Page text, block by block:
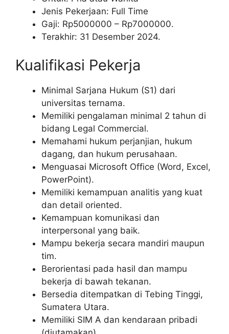
Jenis Pekerjaan: Full Time
Gaji: Rp5000000 – Rp7000000.
Terakhir: 31 Desember 2024.
Kualifikasi Pekerja
Minimal Sarjana Hukum (S1) dari
universitas ternama.
Memiliki pengalaman minimal 2 tahun di
bidang Legal Commercial.
Memahami hukum perjanjian, hukum
dagang, dan hukum perusahaan.
Menguasai Microsoft Office (Word, Excel,
PowerPoint).
Memiliki kemampuan analitis yang kuat
dan detail oriented.
Kemampuan komunikasi dan
interpersonal yang baik.
Mampu bekerja secara mandiri maupun
tim.
Berorientasi pada hasil dan mampu
bekerja di bawah tekanan.
Bersedia ditempatkan di Tebing Tinggi,
Sumatera Utara.
Memiliki SIM A dan kendaraan pribadi